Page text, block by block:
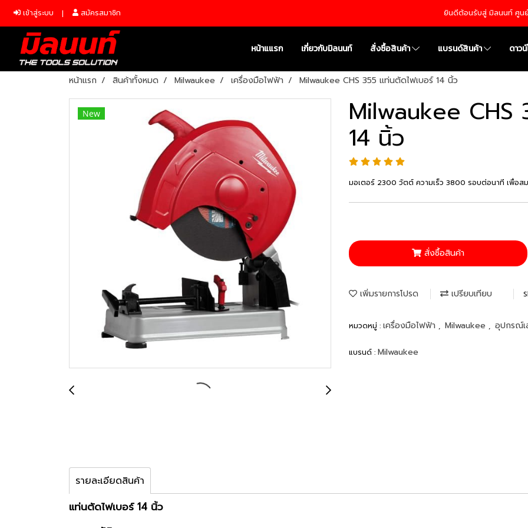
เข้าสู่ระบบ สมัครสมาชิก ยินดีต้อนรับสู่ มิลนนท์ ศูน
หน้าแแรก เกี่ยวกับมิลนนท์ สั่งซื้อสินค้า แบรนด์สินค้า ดาว
หน้าแรก สินค้าทั้งหมด Milwaukee เครื่องมือไฟฟ้า Milwaukee CHS 355 แท่นตัดไฟเบอร์ 14 นิ้ว
New Milwaukee CHS
14 นิ้ว
มอเตอร์ 2300 วัตต์ ความเร็ว 3800 รอบต่อนาที เพื่อส
สั่งซื้อสินค้า
เพิ่มรายการโปรด เปรียบเทียบ
หมวดหมู่ : เครื่องมือไฟฟ้า , Milwaukee , อุปกรณ์เ
แบรนด์ : Milwaukee
รายละเอียดสินค้า
แท่นตัดไฟเบอร์ 14 นิ้ว